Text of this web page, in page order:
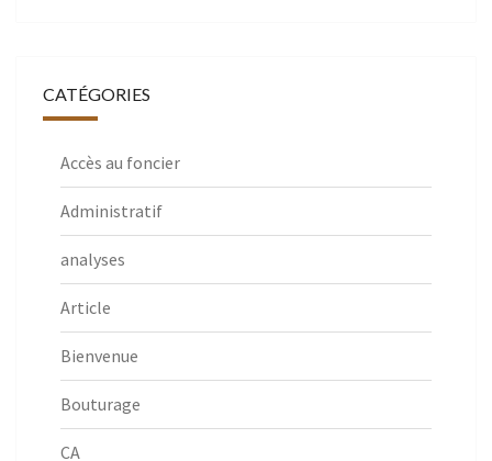
CATÉGORIES
Accès au foncier
Administratif
analyses
Article
Bienvenue
Bouturage
CA